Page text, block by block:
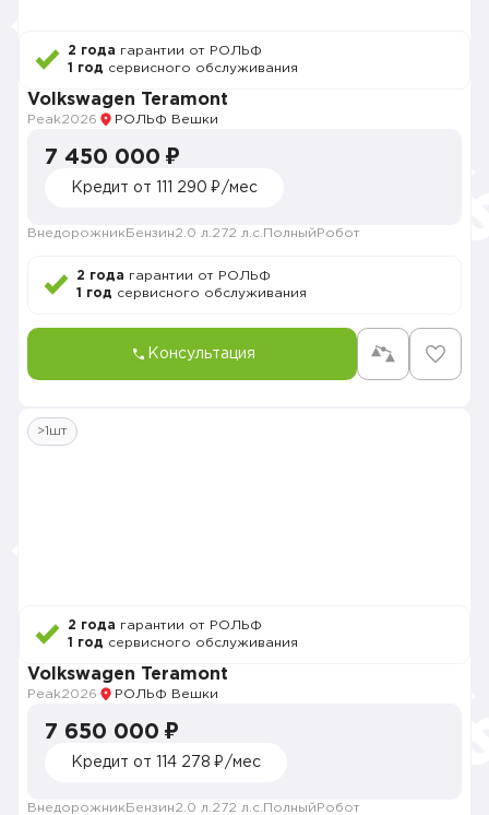
2 года гарантии от РОЛЬФ
1 год сервисного обслуживания
Volkswagen Teramont
Peak2026 РОЛЬФ Вешки
7 450 000 ₽
Кредит от 111 290 ₽/мес
Внедорожник Бензин2.0 л. 272 л.с. Полный Робот
2 года гарантии от РОЛЬФ
1 год сервисного обслуживания
Консультация
>1шт
2 года гарантии от РОЛЬФ
1 год сервисного обслуживания
Volkswagen Teramont
Peak2026 РОЛЬФ Вешки
7 650 000 ₽
Кредит от 114 278 ₽/мес
Внедорожник Бензин2.0 л. 272 л.с. Полный Робот